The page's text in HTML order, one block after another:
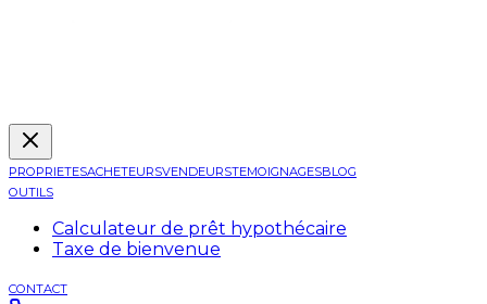
PROPRIETESACHETEURSVENDEURSTEMOIGNAGESBLOG
OUTILS
Calculateur de prêt hypothécaire
Taxe de bienvenue
CONTACT